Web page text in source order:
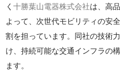
く十勝葉山電器株式会社は、高
よって、次世代モビリティの安
割を担っています。同社の技術
け、持続可能な交通インフラの
ます。